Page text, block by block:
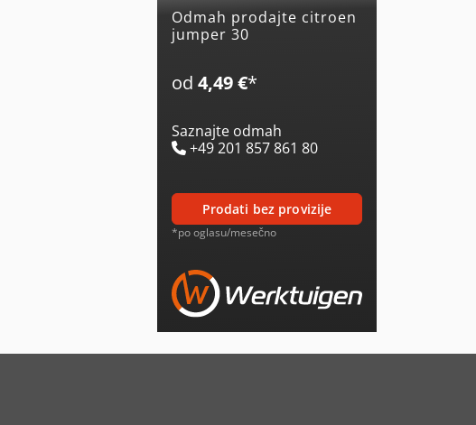
Odmah prodajte citroen
jumper 30
od 4,49 €*
Saznajte odmah
+49 201 857 861 80
prodati bez provizije
*po oglasu/mesečno